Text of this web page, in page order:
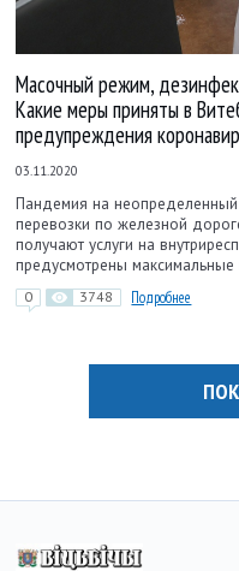
Масочный режим,
Какие меры приняты в
предупреждения
03.11.2020
Пандемия на
перевозки по железной
получают услуги на
предусмотрены
0 3748 Подробнее